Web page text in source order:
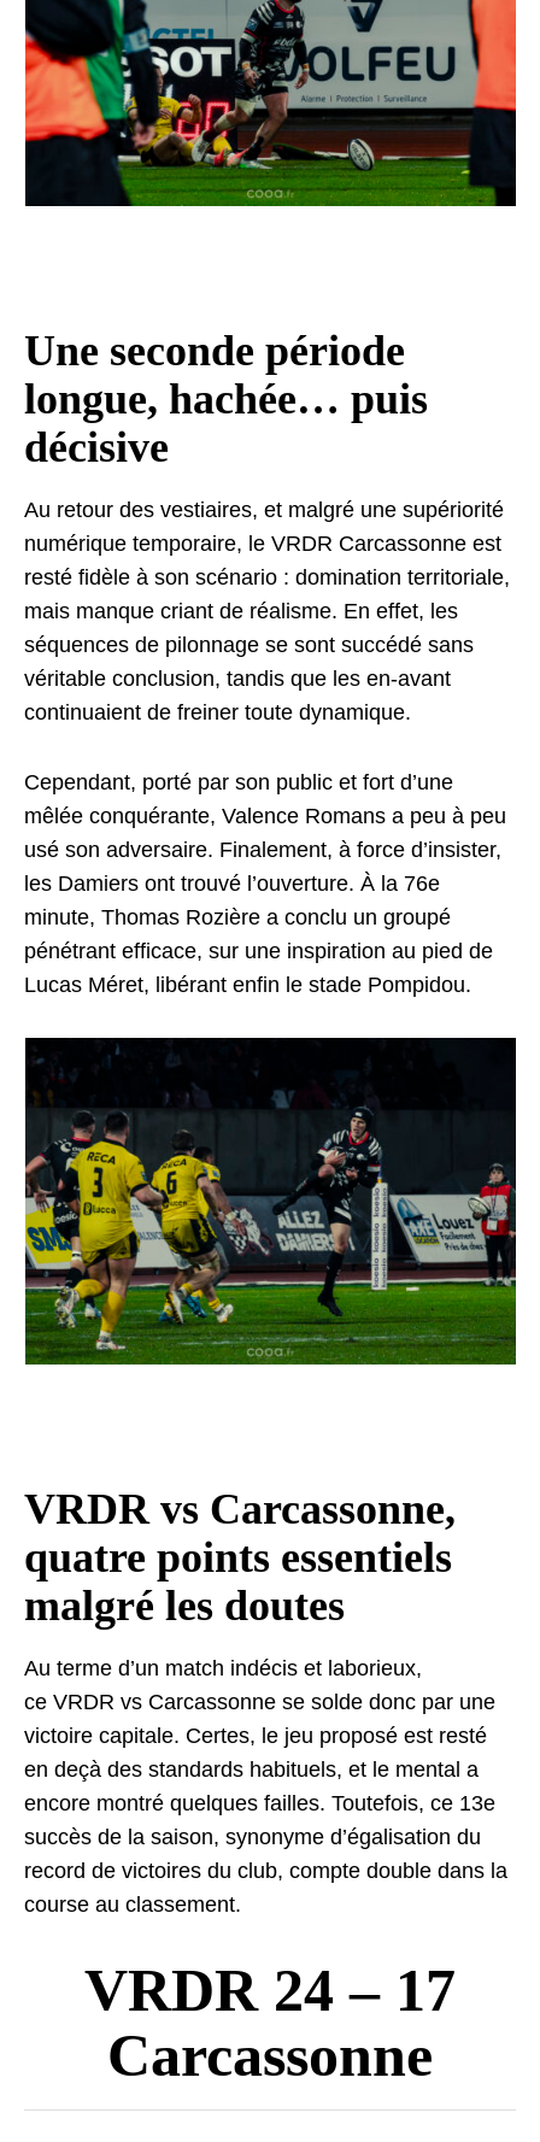
Une seconde période
longue, hachée… puis
décisive
Au retour des vestiaires, et malgré une supériorité
numérique temporaire, le VRDR Carcassonne est
resté fidèle à son scénario : domination territoriale,
mais manque criant de réalisme. En effet, les
séquences de pilonnage se sont succédé sans
véritable conclusion, tandis que les en-avant
continuaient de freiner toute dynamique.
Cependant, porté par son public et fort d’une
mêlée conquérante, Valence Romans a peu à peu
usé son adversaire. Finalement, à force d’insister,
les Damiers ont trouvé l’ouverture. À la 76e
minute, Thomas Rozière a conclu un groupé
pénétrant efficace, sur une inspiration au pied de
Lucas Méret, libérant enfin le stade Pompidou.
VRDR vs Carcassonne,
quatre points essentiels
malgré les doutes
Au terme d’un match indécis et laborieux,
ce VRDR vs Carcassonne se solde donc par une
victoire capitale. Certes, le jeu proposé est resté
en deçà des standards habituels, et le mental a
encore montré quelques failles. Toutefois, ce 13e
succès de la saison, synonyme d’égalisation du
record de victoires du club, compte double dans la
course au classement.
VRDR 24 – 17
Carcassonne